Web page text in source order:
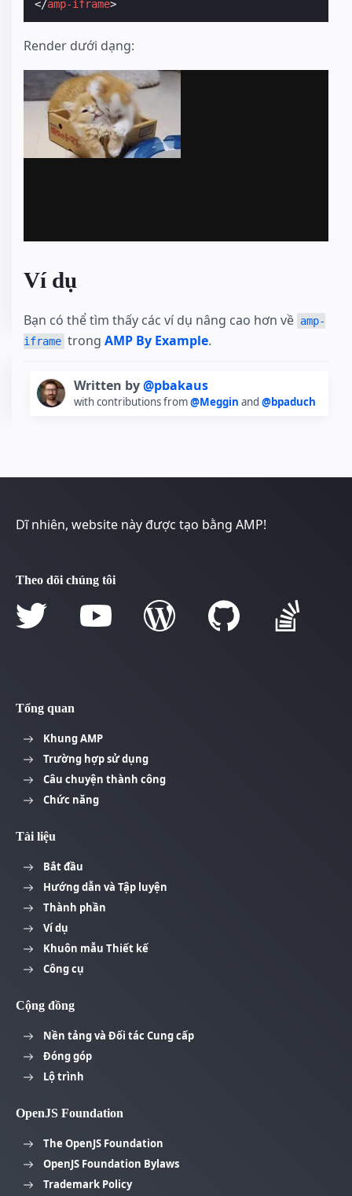
</amp-iframe>
Render dưới dạng:
Ví dụ
Bạn có thể tìm thấy các ví dụ nâng cao hơn về amp-
iframe trong AMP By Example.
Written by@pbakaus
with contributions from@Meggin and @bpaduch
Dĩ nhiên, website này được tạo bằng AMP!
Theo dõi chúng tôi
Tổng quan
Khung AMP
Trường hợp sử dụng
Câu chuyện thành công
Chức năng
Tài liệu
Bắt đầu
Hướng dẫn và Tập luyện
Thành phần
Ví dụ
Khuôn mẫu Thiết kế
Công cụ
Cộng đồng
Nền tảng và Đối tác Cung cấp
Đóng góp
Lộ trình
OpenJS Foundation
The OpenJS Foundation
OpenJS Foundation Bylaws
Trademark Policy